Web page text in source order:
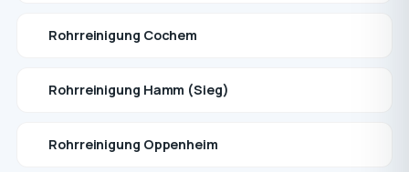
Rohrreinigung Cochem
Rohrreinigung Hamm (Sieg)
Rohrreinigung Oppenheim